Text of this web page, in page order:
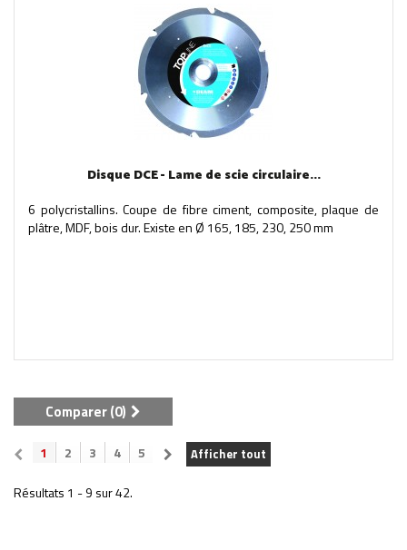
Disque DCE - Lame de scie circulaire...
6 polycristallins. Coupe de fibre ciment, composite, plaque de
plâtre, MDF, bois dur. Existe en Ø 165, 185, 230, 250 mm
Comparer (0)
Afficher tout
1 2 3 4 5
Résultats 1 - 9 sur 42.